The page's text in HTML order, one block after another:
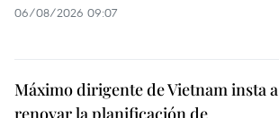
06/08/2026 09:07
Máximo dirigente de Vietnam insta a